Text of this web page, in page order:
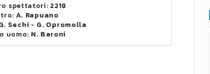
spettatori: 2218
A. Rapuano
Sechi - G. Opromolla
uomo: N. Baroni